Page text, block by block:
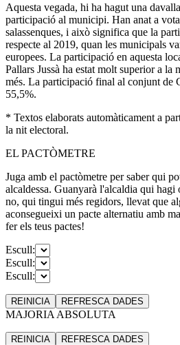
Aquesta vegada, hi ha hagut una
participació al municipi. Han anat a
salassenques, i això significa que la
respecte al 2019, quan les municipals
europees. La participació en aquesta
Pallars Jussà ha estat molt superior a la
més. La participació final al conjunt de
55,5%.
* Textos elaborats automàticament a
la nit electoral.
EL PACTÒMETRE
Juga amb el pactòmetre per saber qui
alcaldessa. Guanyarà l'alcaldia qui
no, qui tingui més regidors, llevat que
aconsegueixi un pacte alternatiu amb
fer els teus pactes!
Escull:
Escull:
Escull:
REINICIA REFRESCA DADES
MAJORIA ABSOLUTA
REINICIA REFRESCA DADES